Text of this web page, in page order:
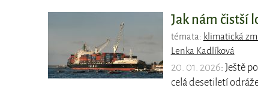
Jak nám čistší
témata: klimatická
Lenka Kadlíková
20. 01. 2026: Ještě
celá desetiletí